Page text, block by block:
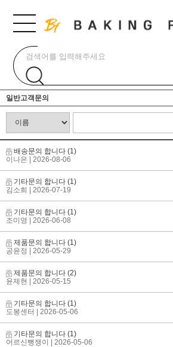
일반고객문의
배송문의 합니다 (1)
이나은
| 2026-08-06
기타문의 합니다 (1)
김소희
| 2026-07-19
기타문의 합니다 (1)
조미영
| 2026-06-08
제품문의 합니다 (1)
공윤정
| 2026-05-29
제품문의 합니다 (2)
윤제현
| 2026-05-15
기타문의 합니다 (1)
도봉센터
| 2026-05-06
기타문의 합니다 (1)
어르신뻥쟁이
| 2026-05-06